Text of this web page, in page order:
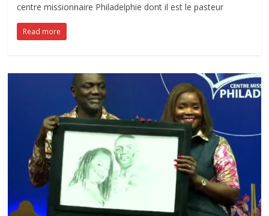
centre missionnaire Philadelphie dont il est le pasteur
Read more